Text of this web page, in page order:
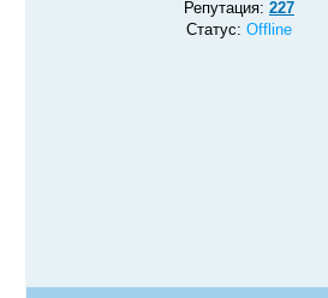
Репутация: 227
Статус: Offline